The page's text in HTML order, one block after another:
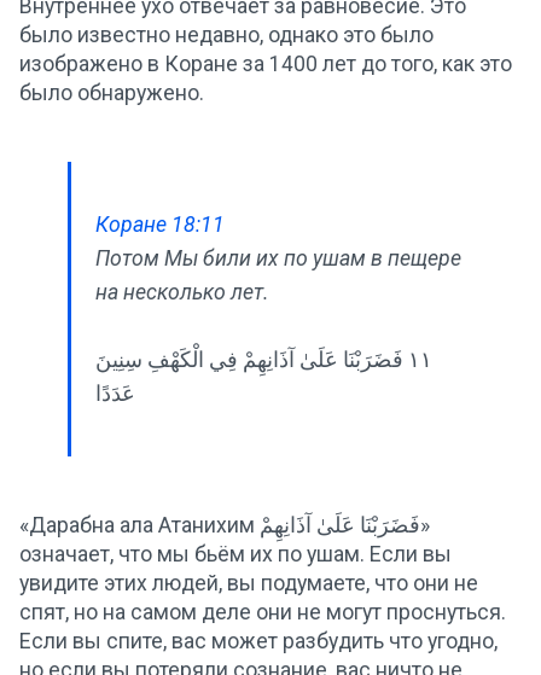
Внутреннее ухо отвечает за равновесие. Это
было известно недавно, однако это было
изображено в Коране за 1400 лет до того, как это
было обнаружено.
Коране 18:11
Потом Мы били их по ушам в пещере
на несколько лет.
١١ فَضَرَبْنَا عَلَىٰ آذَانِهِمْ فِي الْكَهْفِ سِنِينَ
عَدَدًا
«Дарабна ала Атанихим فَضَرَبْنَا عَلَىٰ آذَانِهِمْ»
означает, что мы бьём их по ушам. Если вы
увидите этих людей, вы подумаете, что они не
спят, но на самом деле они не могут проснуться.
Если вы спите, вас может разбудить что угодно,